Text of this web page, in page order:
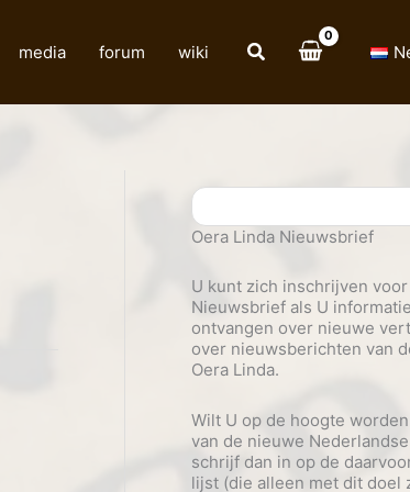
media forum wiki
Zoeken
Oera Linda Nieuwsbrief
U kunt zich inschrijven
Nieuwsbrief als U
ontvangen over nieuwe
over nieuwsberichten van
Oera Linda.
Wilt U op de hoogte
van de nieuwe
schrijf dan in op de
lijst (die alleen met dit doel